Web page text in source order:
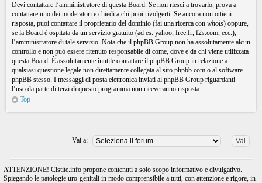
Devi contattare l’amministratore di questa Board. Se non riesci a trovarlo, prova a
contattare uno dei moderatori e chiedi a chi puoi rivolgerti. Se ancora non ottieni
risposta, puoi contattare il proprietario del dominio (fai una ricerca con whois) oppure,
se la Board è ospitata da un servizio gratuito (ad es. yahoo, free.fr, f2s.com, ecc.),
l’amministratore di tale servizio. Nota che il phpBB Group non ha assolutamente alcun
controllo e non può essere ritenuto responsabile di come, dove e da chi viene utilizzata
questa Board. È assolutamente inutile contattare il phpBB Group in relazione a
qualsiasi questione legale non direttamente collegata al sito phpbb.com o al software
phpBB stesso. I messaggi di posta elettronica inviati al phpBB Group riguardanti
l’uso da parte di terzi di questo programma non riceveranno risposta.
Top
Vai a:
ATTENZIONE! Cistite.info propone contenuti a solo scopo informativo e divulgativo.
Spiegando le patologie uro-genitali in modo comprensibile a tutti, con attenzione e rigore, in